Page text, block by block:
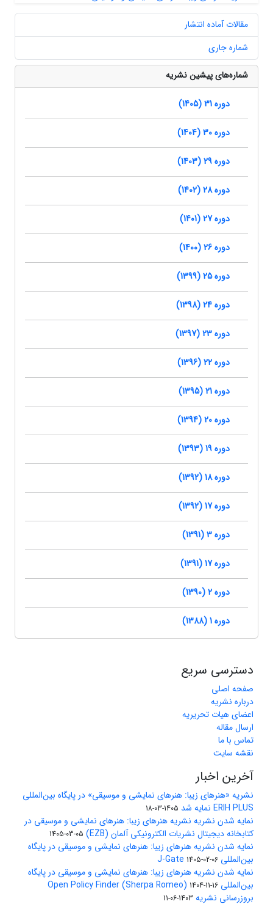
مقالات آماده انتشار
شماره جاری
شماره‌های پیشین نشریه
دوره 31 (1405)
دوره 30 (1404)
دوره 29 (1403)
دوره 28 (1402)
دوره 27 (1401)
دوره 26 (1400)
دوره 25 (1399)
دوره 24 (1398)
دوره 23 (1397)
دوره 22 (1396)
دوره 21 (1395)
دوره 20 (1394)
دوره 19 (1393)
دوره 18 (1392)
دوره 17 (1392)
دوره 3 (1391)
دوره 17 (1391)
دوره 2 (1390)
دوره 1 (1388)
دسترسی سریع
صفحه اصلی
درباره نشریه
اعضای هیات تحریریه
ارسال مقاله
تماس با ما
نقشه سایت
آخرین اخبار
نشریه «هنرهای زیبا: هنرهای نمایشی و موسیقی» در پایگاه بین‌المللی
ERIH PLUS نمایه شد
1405-03-18
نمایه شدن نشریه نشریه هنرهای زیبا: هنرهای نمایشی و موسیقی در
کتابخانه دیجیتال نشریات الکترونیکی آلمان (EZB)
1405-03-05
نمایه شدن نشریه هنرهای زیبا: هنرهای نمایشی و موسیقی در پایگاه
بین‌المللی J-Gate 1405-02-06
نمایه شدن نشریه هنرهای زیبا: هنرهای نمایشی و موسیقی در پایگاه
بین‌المللی Open Policy Finder (Sherpa Romeo) 1404-11-16
بروزرسانی نشریه 1403-06-11